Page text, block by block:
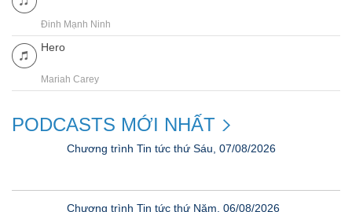
Đinh Mạnh Ninh
Hero
Mariah Carey
PODCASTS MỚI NHẤT
Chương trình Tin tức thứ Sáu, 07/08/2026
Chương trình Tin tức thứ Năm, 06/08/2026